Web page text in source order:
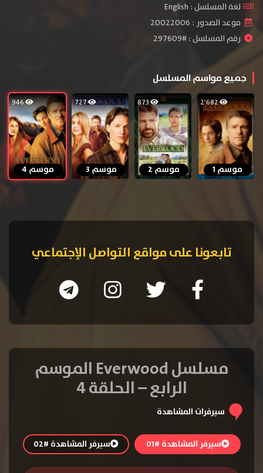
لغة المسلسل : English
موعد الصدور : 20022006
رقم المسلسل : #297609
جميع مواسم المسلسل
2٬682
موسم 1
873
موسم 2
727
موسم 3
946
موسم 4
تابعونا على مواقع التواصل الإجتماعي
مسلسل Everwood الموسم
الرابع – الحلقة 4
سيرفرات المشاهدة
سيرفر المشاهدة #01 سيرفر المشاهدة #02